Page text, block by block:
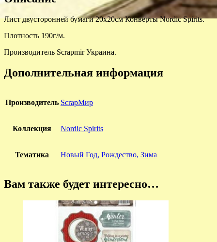
Лист двусторонней бумаги 20х20см Конверты Nordic Spirits.
Плотность 190г/м.
Производитель Scrapmir Украина.
Дополнительная информация
Производитель ScrapМир
Коллекция Nordic Spirits
Тематика Новый Год, Рождество, Зима
Вам также будет интересно…